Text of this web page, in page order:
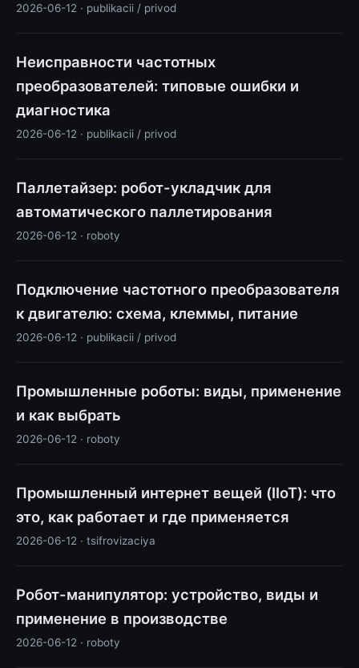
2026-06-12 · publikacii / privod
Неисправности частотных
преобразователей: типовые ошибки и
диагностика
2026-06-12 · publikacii / privod
Паллетайзер: робот-укладчик для
автоматического паллетирования
2026-06-12 · roboty
Подключение частотного преобразователя
к двигателю: схема, клеммы, питание
2026-06-12 · publikacii / privod
Промышленные роботы: виды, применение
и как выбрать
2026-06-12 · roboty
Промышленный интернет вещей (IIoT): что
это, как работает и где применяется
2026-06-12 · tsifrovizaciya
Робот-манипулятор: устройство, виды и
применение в производстве
2026-06-12 · roboty